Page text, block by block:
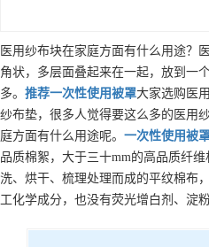
医用纱布块在家庭方面有什么用途？
角状，多层面叠起来在一起，放到一
多。 推荐一次性使用被罩大家选购医
纱布垫，很多人觉得要这么多的医用
庭方面有什么用途呢。 一次性使用被
品质棉絮，大于三十mm的高品质纤
洗、烘干、梳理处理而成的平纹棉布
工化学成分，也没有荧光增白剂、淀